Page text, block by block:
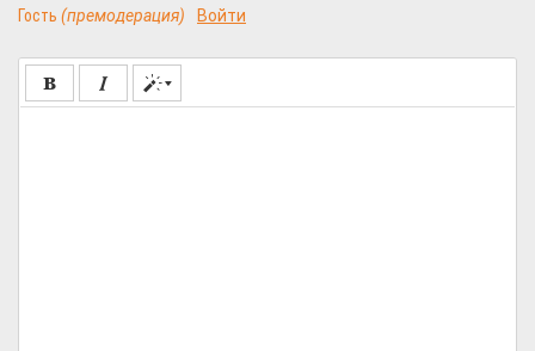
Гость (премодерация) Войти